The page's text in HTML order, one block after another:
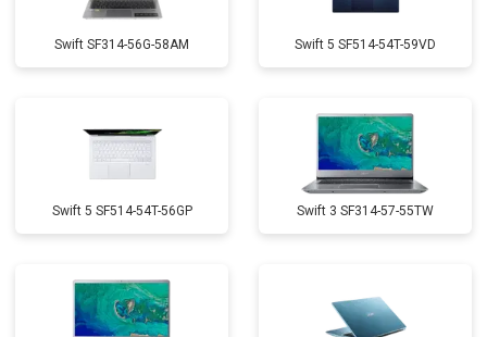
Swift SF314-56G-58AM Swift 5 SF514-54T-59VD
Swift 5 SF514-54T-56GP Swift 3 SF314-57-55TW